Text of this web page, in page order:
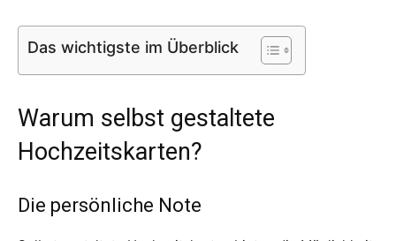
Das wichtigste im Überblick
Warum selbst gestaltete
Hochzeitskarten?
Die persönliche Note